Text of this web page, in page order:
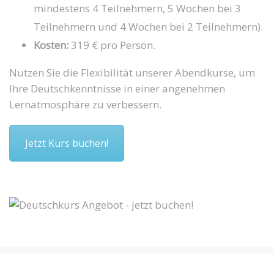
mindestens 4 Teilnehmern, 5 Wochen bei 3
Teilnehmern und 4 Wochen bei 2 Teilnehmern).
Kosten:319 € pro Person.
Nutzen Sie die Flexibilität unserer Abendkurse, um
Ihre Deutschkenntnisse in einer angenehmen
Lernatmosphäre zu verbessern.
Jetzt Kurs buchen!